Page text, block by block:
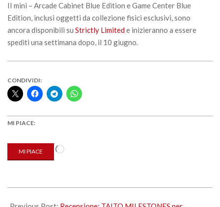
II mini – Arcade Cabinet Blue Edition e Game Center Blue
Edition, inclusi oggetti da collezione fisici esclusivi, sono
ancora disponibili su Strictly Limitede inizieranno a essere
spediti una settimana dopo, il 10 giugno.
CONDIVIDI:
MI PIACE:
MI PIACE
Caricamento